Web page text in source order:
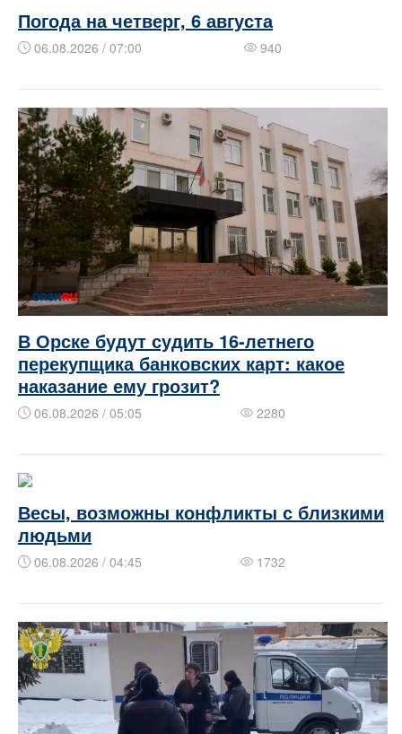
Погода на четверг, 6 августа
06.08.2026 / 07:00 940
В Орске будут судить 16‑летнего
перекупщика банковских карт: какое
наказание ему грозит?
06.08.2026 / 05:05 2280
Весы, возможны конфликты с близкими
людьми
06.08.2026 / 04:45 1732